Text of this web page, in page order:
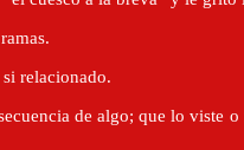
si relacionado.
de algo; que lo viste